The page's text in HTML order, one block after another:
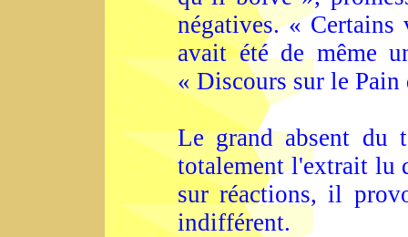
négatives. «
avait été de même
« Discours sur le
Le grand absent du
totalement l'extrait lu
sur réactions, il
indifférent.